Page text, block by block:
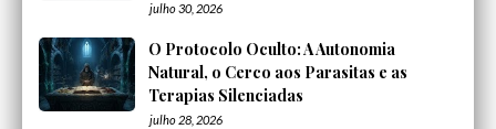
julho 30, 2026
O Protocolo Oculto: A Autonomia
Natural, o Cerco aos Parasitas e as
Terapias Silenciadas
julho 28, 2026